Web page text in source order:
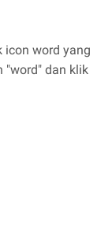
icon word yang
"word" dan klik